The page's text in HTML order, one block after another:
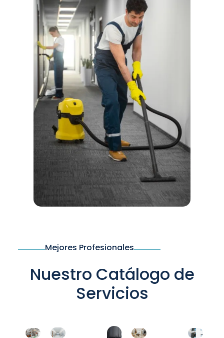
Mejores Profesionales
Nuestro Catálogo de
Servicios